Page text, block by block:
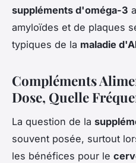
suppléments d'oméga-3
amyloïdes et de plaques
typiques de la maladie
Compléments
Dose, Quelle
La question de la
souvent posée, surtout
les bénéfices pour le